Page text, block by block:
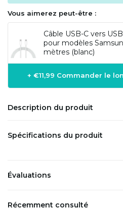
Vous aimerez peut-être :
Câble USB-C vers
pour modèles
mètres (blanc)
+ €11,99 Commander le
Description du produit
Spécifications du produit
Évaluations
Récemment consulté